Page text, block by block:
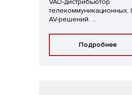
телекоммуникационных,
AV-решений. ...
Подробнее